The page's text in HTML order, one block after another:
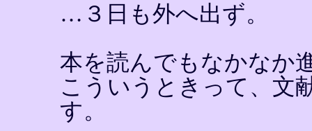
…３日も外へ出ず。
本を読んでもなかなか
こういうときって、文
す。